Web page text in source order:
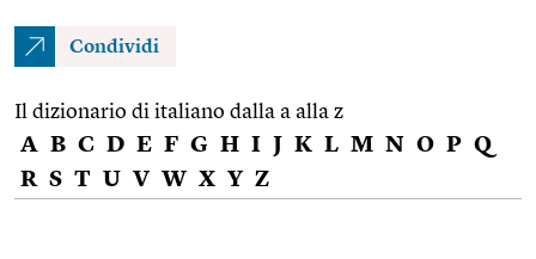
Condividi
Il dizionario di italiano dalla a alla z
A B C D E F G H I J K L M N O P Q
R S T U V W X Y Z